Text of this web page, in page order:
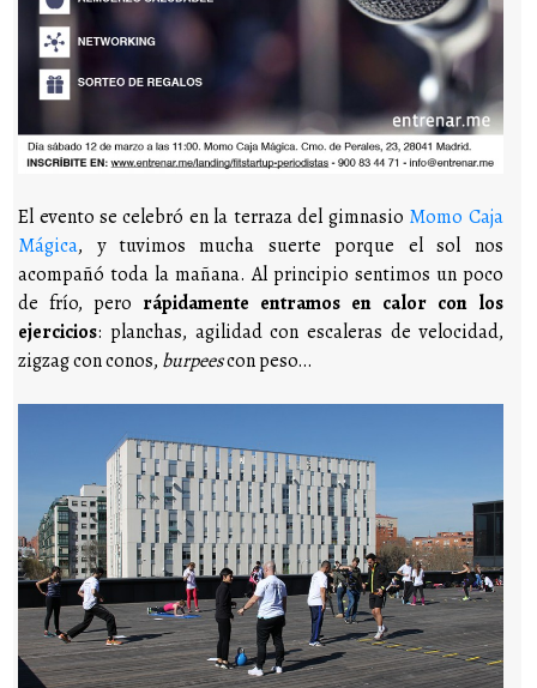
El evento se celebró en la terraza del gimnasio Momo Caja
Mágica, y tuvimos mucha suerte porque el sol nos
acompañó toda la mañana. Al principio sentimos un poco
de frío, pero rápidamente entramos en calor con los
ejercicios: planchas, agilidad con escaleras de velocidad,
zigzag con conos, burpeescon peso…